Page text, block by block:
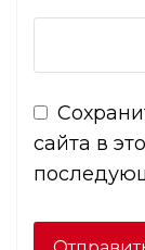
сайта в